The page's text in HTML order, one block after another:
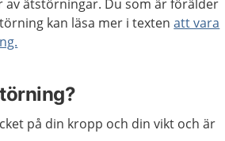
av ätstörningar. Du som är förälder
kan läsa mer i textenatt vara
på din kropp och din vikt och är